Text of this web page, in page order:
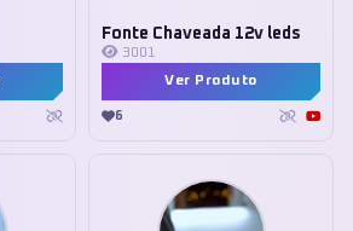
Fonte Chaveada 12v leds
3001
Ver Produto
6